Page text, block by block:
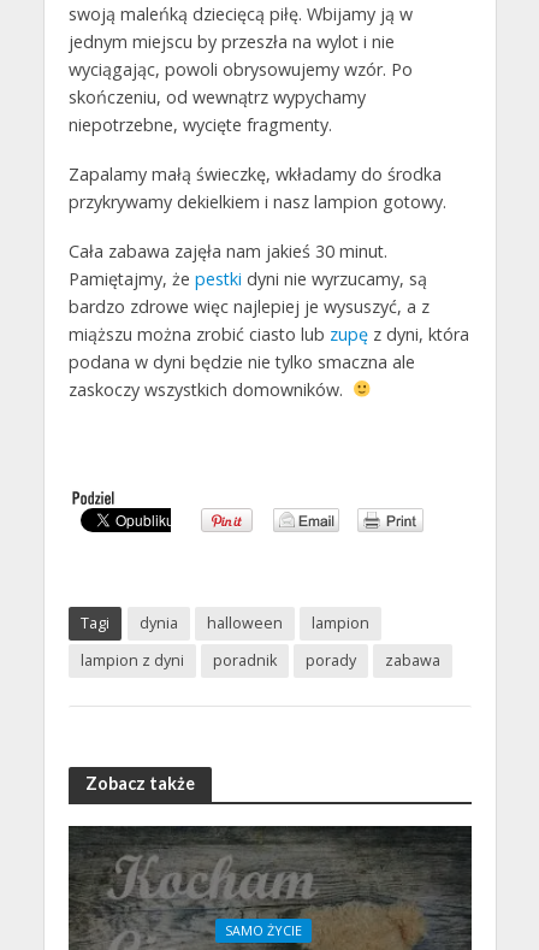
swoją maleńką dziecięcą piłę. Wbijamy ją w
jednym miejscu by przeszła na wylot i nie
wyciągając, powoli obrysowujemy wzór. Po
skończeniu, od wewnątrz wypychamy
niepotrzebne, wycięte fragmenty.
Zapalamy małą świeczkę, wkładamy do środka
przykrywamy dekielkiem i nasz lampion gotowy.
Cała zabawa zajęła nam jakieś 30 minut.
Pamiętajmy, że pestki dyni nie wyrzucamy, są
bardzo zdrowe więc najlepiej je wysuszyć, a z
miąższu można zrobić ciasto lub zupęz dyni, która
podana w dyni będzie nie tylko smaczna ale
zaskoczy wszystkich domowników.
Tagi dynia halloween
lampion
lampion z dyni
poradnik porady zabawa
Zobacz także
SAMO ŻYCIE